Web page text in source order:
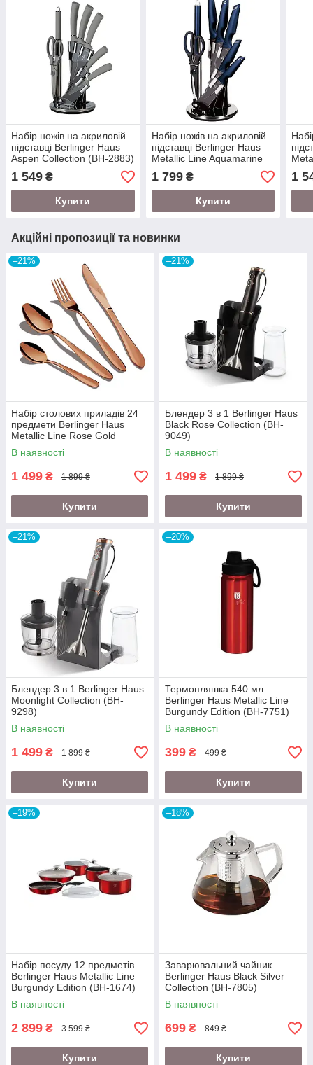
Набір ножів на акриловій
підставці Berlinger Haus
Aspen Collection (BH-2883)
1 549 ₴
Купити
Набір ножів на акриловій
підставці Berlinger Haus
Metallic Line Aquamarine
Edition (BH-2687)
1 799₴
Купити
1
Акційні пропозиції та новинки
–21%
Набір столових приладів 24
предмети Berlinger Haus
Metallic Line Rose Gold
Edition (BH-2623)
В наявності
1 499 ₴ 1 899 ₴
Купити
–21%
Блендер 3 в 1 Berlinger Haus
Black Rose Collection (BH-
9049)
В наявності
1 499 ₴ 1 899 ₴
Купити
–21%
Блендер 3 в 1 Berlinger Haus
Moonlight Collection (BH-
9298)
В наявності
1 499 ₴ 1 899 ₴
Купити
–20%
Термопляшка 540 мл
Berlinger Haus Metallic Line
Burgundy Edition (BH-7751)
В наявності
399 ₴ 499 ₴
Купити
–19%
Набір посуду 12 предметів
Berlinger Haus Metallic Line
Burgundy Edition (BH-1674)
В наявності
2 899 ₴ 3 599 ₴
Купити
–18%
Заварювальний чайник
Berlinger Haus Black Silver
Collection (BH-7805)
В наявності
699 ₴ 849 ₴
Купити